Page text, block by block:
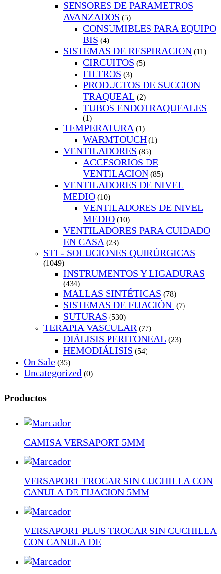
SENSORES DE PARAMETROS
AVANZADOS (5)
CONSUMIBLES PARA EQUIPO
BIS (4)
SISTEMAS DE RESPIRACION (11)
CIRCUITOS (5)
FILTROS (3)
PRODUCTOS DE SUCCION
TRAQUEAL (2)
TUBOS ENDOTRAQUEALES
(1)
TEMPERATURA (1)
WARMTOUCH (1)
VENTILADORES (85)
ACCESORIOS DE
VENTILACION (85)
VENTILADORES DE NIVEL
MEDIO (10)
VENTILADORES DE NIVEL
MEDIO (10)
VENTILADORES PARA CUIDADO
EN CASA (23)
STI - SOLUCIONES QUIRÚRGICAS
(1049)
INSTRUMENTOS Y LIGADURAS
(434)
MALLAS SINTÉTICAS (78)
SISTEMAS DE FIJACIÓN (7)
SUTURAS (530)
TERAPIA VASCULAR (77)
DIÁLISIS PERITONEAL (23)
HEMODIÁLISIS (54)
On Sale (35)
Uncategorized (0)
Productos
CAMISA VERSAPORT 5MM
VERSAPORT TROCAR SIN CUCHILLA CON
CANULA DE FIJACION 5MM
VERSAPORT PLUS TROCAR SIN CUCHILLA
CON CANULA DE